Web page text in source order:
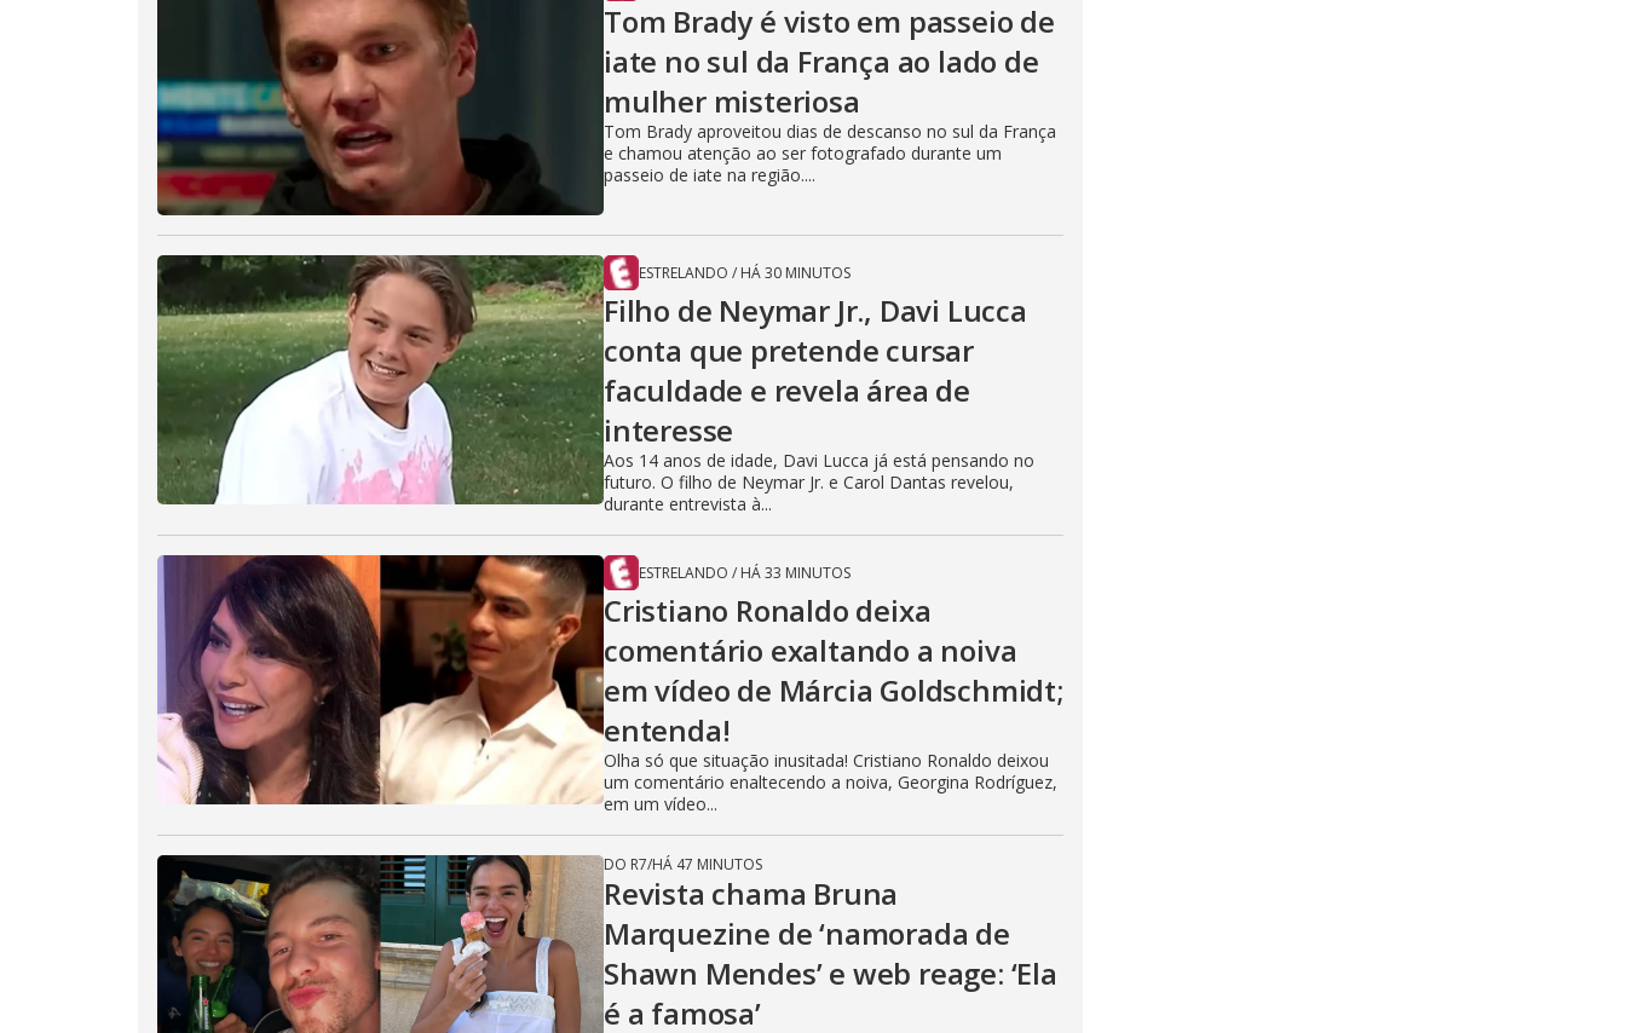
Tom Brady é visto em passeio de
iate no sul da França ao lado de
mulher misteriosa
Tom Brady aproveitou dias de descanso no sul da França
e chamou atenção ao ser fotografado durante um
passeio de iate na região....
ESTRELANDO / HÁ 30 MINUTOS
Filho de Neymar Jr., Davi Lucca
conta que pretende cursar
faculdade e revela área de
interesse
Aos 14 anos de idade, Davi Lucca já está pensando no
futuro. O filho de Neymar Jr. e Carol Dantas revelou,
durante entrevista à...
ESTRELANDO / HÁ 33 MINUTOS
Cristiano Ronaldo deixa
comentário exaltando a noiva
em vídeo de Márcia Goldschmidt;
entenda!
Olha só que situação inusitada! Cristiano Ronaldo deixou
um comentário enaltecendo a noiva, Georgina Rodríguez,
em um vídeo...
DO R7/HÁ 47 MINUTOS
Revista chama Bruna
Marquezine de ‘namorada de
Shawn Mendes’ e web reage: ‘Ela
é a famosa’